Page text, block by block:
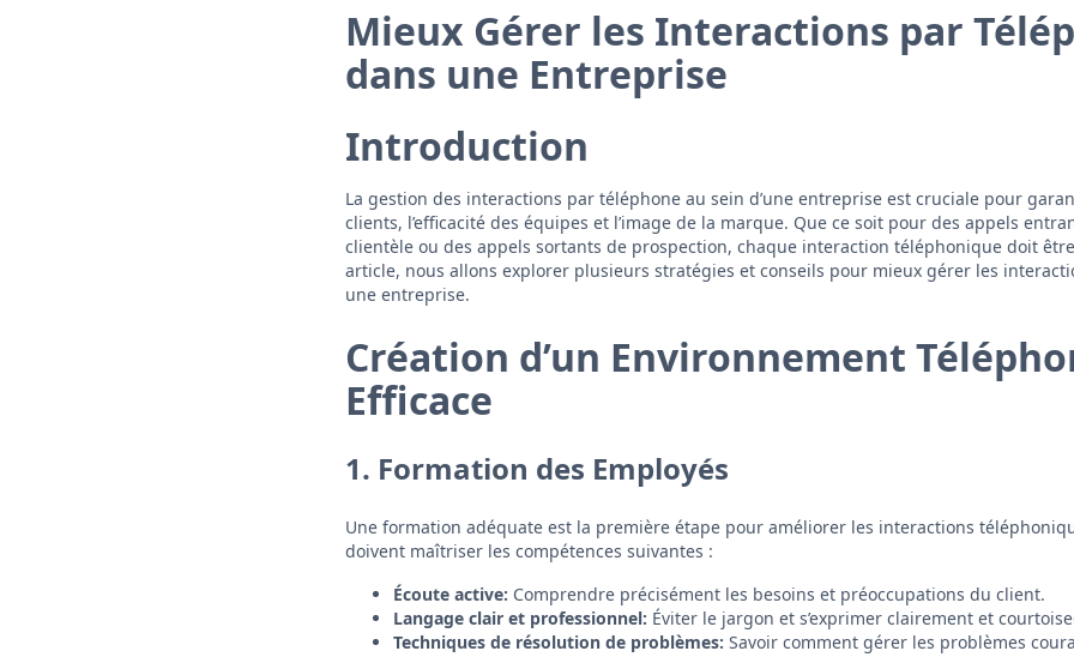
Mieux Gérer les Interactions par
dans une Entreprise
Introduction
La gestion des interactions par téléphone au sein d’une entreprise est cruciale pour
clients, l’efficacité des équipes et l’image de la marque. Que ce soit pour des appels
clientèle ou des appels sortants de prospection, chaque interaction téléphonique doit
article, nous allons explorer plusieurs stratégies et conseils pour mieux gérer les
une entreprise.
Création d’un Environnement
Efficace
1. Formation des Employés
Une formation adéquate est la première étape pour améliorer les interactions
doivent maîtriser les compétences suivantes :
Écoute active: Comprendre précisément les besoins et préoccupations du client.
Langage clair et professionnel: Éviter le jargon et s’exprimer clairement et
Techniques de résolution de problèmes: Savoir comment gérer les problèmes